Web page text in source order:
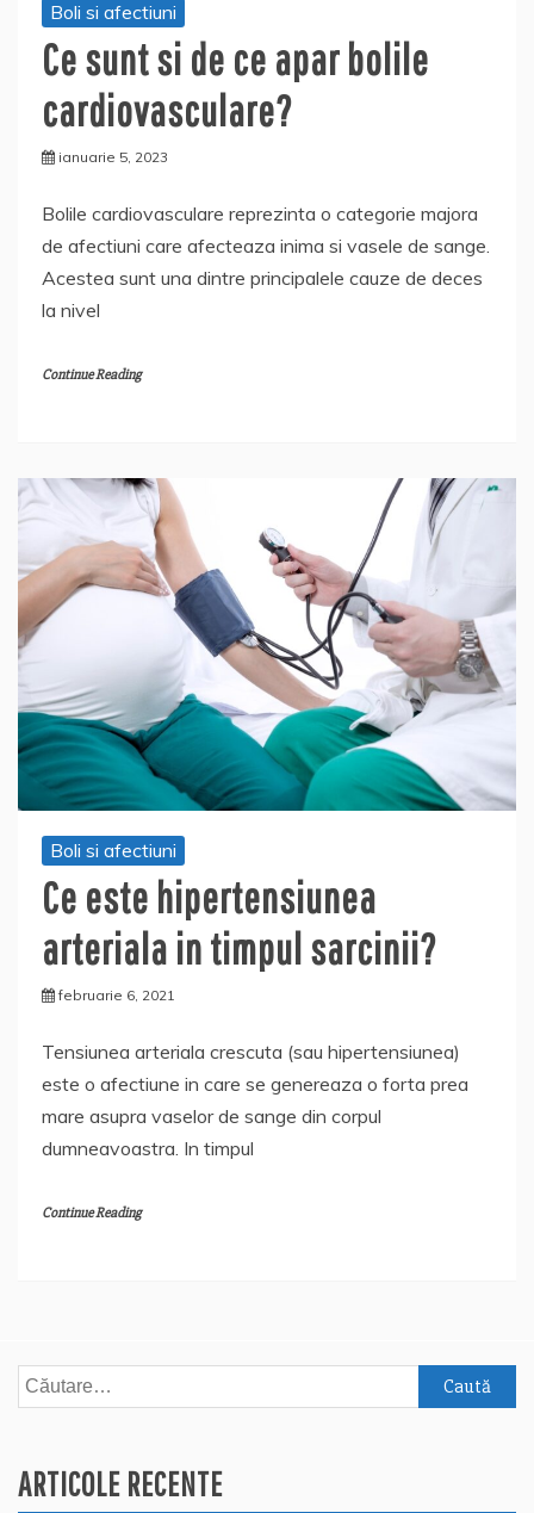
Boli si afectiuni
Ce sunt si de ce apar bolile
cardiovasculare?
ianuarie 5, 2023
Bolile cardiovasculare reprezinta o categorie majora
de afectiuni care afecteaza inima si vasele de sange.
Acestea sunt una dintre principalele cauze de deces
la nivel
Continue Reading
Boli si afectiuni
Ce este hipertensiunea
arteriala in timpul sarcinii?
februarie 6, 2021
Tensiunea arteriala crescuta (sau hipertensiunea)
este o afectiune in care se genereaza o forta prea
mare asupra vaselor de sange din corpul
dumneavoastra. In timpul
Continue Reading
Caută
după:
ARTICOLE RECENTE